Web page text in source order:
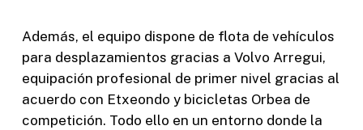
Además, el equipo dispone de flota de vehículos
para desplazamientos gracias a Volvo Arregui,
equipación profesional de primer nivel gracias al
acuerdo con Etxeondo y bicicletas Orbea de
competición. Todo ello en un entorno donde la